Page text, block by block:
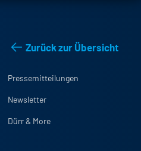
Zurück zur Übersicht
Pressemitteilungen
Newsletter
Dürr & More